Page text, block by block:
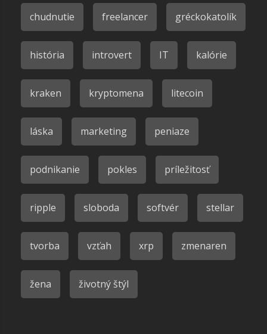
chudnutie freelancer gréckokatolík
história introvert IT kalórie
kraken kryptomena litecoin
láska marketing peniaze
podnikanie pokles príležitosť
ripple sloboda softvér stellar
tvorba vzťah xrp zmenaren
žena životný štýl